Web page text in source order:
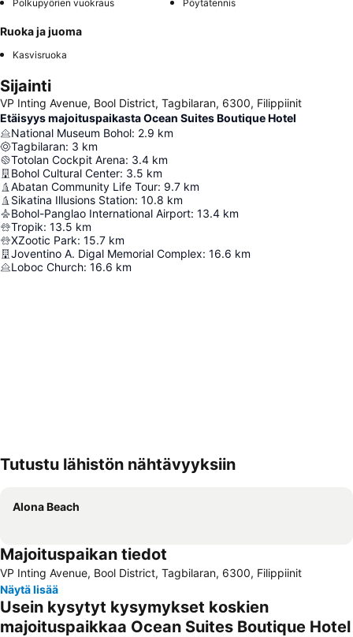
Polkupyörien vuokraus Pöytätennis
Ruoka ja juoma
Kasvisruoka
Sijainti
VP Inting Avenue, Bool District, Tagbilaran, 6300, Filippiinit
Etäisyys majoituspaikasta Ocean Suites Boutique Hotel
National Museum Bohol: 2.9 km
Tagbilaran: 3 km
Totolan Cockpit Arena: 3.4 km
Bohol Cultural Center: 3.5 km
Abatan Community Life Tour: 9.7 km
Sikatina Illusions Station: 10.8 km
Bohol-Panglao International Airport: 13.4 km
Tropik: 13.5 km
XZootic Park: 15.7 km
Joventino A. Digal Memorial Complex: 16.6 km
Loboc Church: 16.6 km
Tutustu lähistön nähtävyyksiin
Alona Beach
Majoituspaikan tiedot
VP Inting Avenue, Bool District, Tagbilaran, 6300, Filippiinit
Näytä lisää
Usein kysytyt kysymykset koskien
majoituspaikkaa Ocean Suites Boutique Hotel